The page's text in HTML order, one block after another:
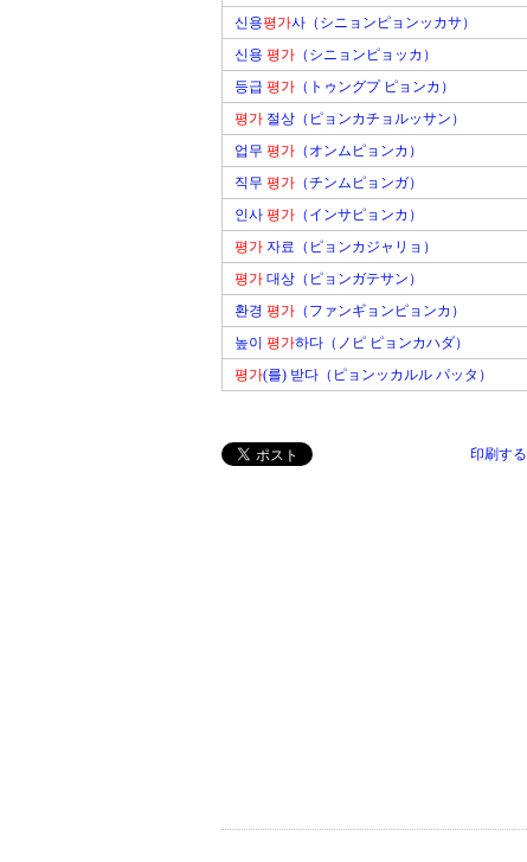
신용평가사（シニョンピョンッカサ）
신용 평가 （シニョンピョッカ）
등급 평가 （トゥングプ ピョンカ）
평가 절상（ピョンカチョルッサン）
업무 평가 （オンムピョンカ）
직무 평가 （チンムピョンガ）
인사 평가 （インサピョンカ）
평가 자료（ピョンカジャリョ）
평가 대상（ピョンガテサン）
환경 평가 （ファンギョンピョンカ）
높이 평가하다（ノピ ピョンカハダ）
평가(를) 받다（ピョンッカルル パッタ）
印刷する